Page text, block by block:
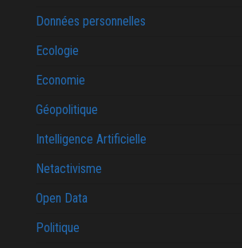
Données personnelles
Ecologie
Economie
Géopolitique
Intelligence Artificielle
Netactivisme
Open Data
Politique